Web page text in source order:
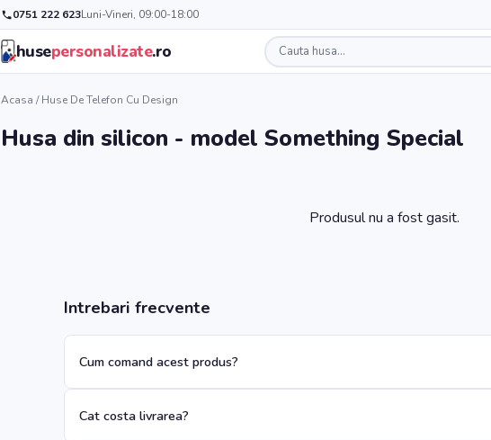
0751 222 623Luni-Vineri, 09:00-18:00
husepersonalizate.ro
Acasa /Huse De Telefon Cu Design
Husa din silicon - model Something Special
Produsul nu a fost gasit.
Intrebari frecvente
Cum comand acest produs?
Cat costa livrarea?